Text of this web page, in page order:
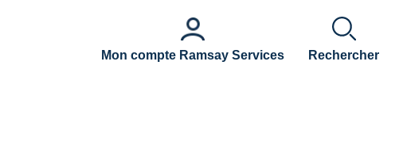
Mon compte Ramsay Services Rechercher